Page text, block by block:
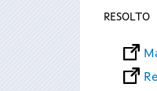
RESOLTO